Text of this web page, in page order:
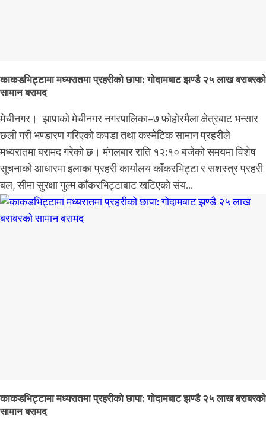
काकडभिट्टामा मध्यरातमा प्रहरीको छापा: गोदामबाट झण्डै २५ लाख बराबरको
सामान बरामद
मेचीनगर। झापाको मेचीनगर नगरपालिका–७ फोहोरमैला क्षेत्रबाट भन्सार
छली गरी भण्डारण गरिएको कपडा तथा कस्मेटिक सामान प्रहरीले
मध्यरातमा बरामद गरेको छ। मंगलबार राति १२:१० बजेको समयमा विशेष
सूचनाको आधारमा इलाका प्रहरी कार्यालय काँकरभिट्टा र सशस्त्र प्रहरी
बल, सीमा सुरक्षा गुल्म काँकरभिट्टाबाट खटिएको संय...
काकडभिट्टामा मध्यरातमा प्रहरीको छापा: गोदामबाट झण्डै २५ लाख बराबरको
सामान बरामद